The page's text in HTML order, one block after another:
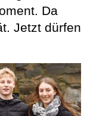
Da
Jetzt dürfen